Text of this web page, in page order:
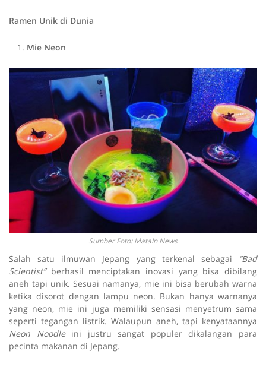
Ramen Unik di Dunia
Mie Neon
Sumber Foto: MataIn News
Salah satu ilmuwan Jepang yang terkenal sebagai
“Bad
Scientist”berhasil menciptakan inovasi yang bisa dibilang
aneh tapi unik. Sesuai namanya, mie ini bisa berubah warna
ketika disorot dengan lampu neon. Bukan hanya warnanya
yang neon, mie ini juga memiliki sensasi menyetrum sama
seperti tegangan listrik. Walaupun aneh, tapi kenyataannya
Neon Noodleini justru sangat populer dikalangan para
pecinta makanan di Jepang.